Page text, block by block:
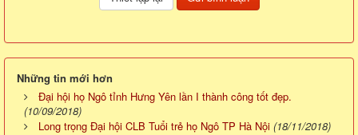
Những tin mới hơn
Đại hội họ Ngô tỉnh Hưng Yên lần I thành công tốt đẹp.
(10/09/2018)
Long trọng Đại hội CLB Tuổi trẻ họ Ngô TP Hà Nội (18/11/2018)